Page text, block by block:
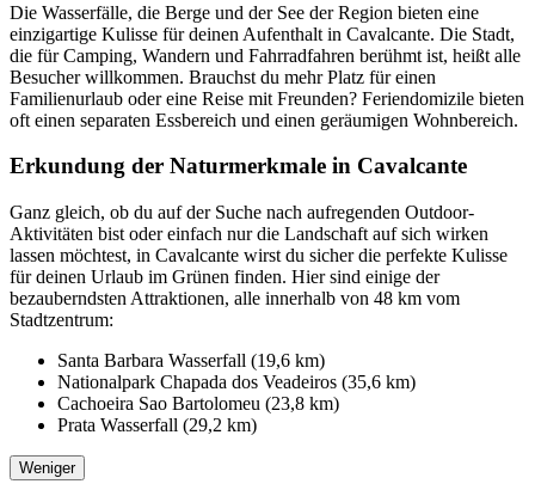
Die Wasserfälle, die Berge und der See der Region bieten eine
einzigartige Kulisse für deinen Aufenthalt in Cavalcante. Die Stadt,
die für Camping, Wandern und Fahrradfahren berühmt ist, heißt alle
Besucher willkommen. Brauchst du mehr Platz für einen
Familienurlaub oder eine Reise mit Freunden? Feriendomizile bieten
oft einen separaten Essbereich und einen geräumigen Wohnbereich.
Erkundung der Naturmerkmale in Cavalcante
Ganz gleich, ob du auf der Suche nach aufregenden Outdoor-
Aktivitäten bist oder einfach nur die Landschaft auf sich wirken
lassen möchtest, in Cavalcante wirst du sicher die perfekte Kulisse
für deinen Urlaub im Grünen finden. Hier sind einige der
bezauberndsten Attraktionen, alle innerhalb von 48 km vom
Stadtzentrum:
Santa Barbara Wasserfall (19,6 km)
Nationalpark Chapada dos Veadeiros (35,6 km)
Cachoeira Sao Bartolomeu (23,8 km)
Prata Wasserfall (29,2 km)
Weniger